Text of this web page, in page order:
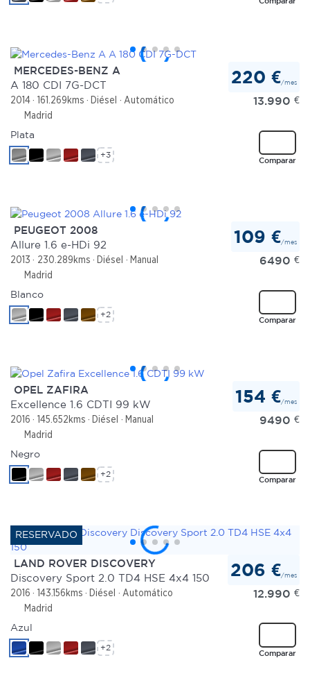
MERCEDES-BENZ A
A 180 CDI 7G-DCT
2014 161.269kms Diésel
Automático
Madrid
220 €/mes
13.990 €
Comparar
Plata
+3
PEUGEOT 2008
Allure 1.6 e-HDi 92
2013 230.289kms Diésel
Manual
Madrid
109 €/mes
6490 €
Comparar
Blanco
+2
OPEL ZAFIRA
Excellence 1.6 CDTI 99 kW
2016 145.652kms Diésel
Manual
Madrid
154 €/mes
9490 €
Comparar
Negro
+2
LAND ROVER DISCOVERY
Discovery Sport 2.0 TD4 HSE 4x4 150
2016 143.156kms Diésel
Automático
Madrid
206 €/mes
12.990 €
Comparar
Azul
+2